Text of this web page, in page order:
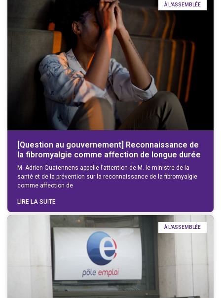
À L'ASSEMBLÉE
[Question au gouvernement] Reconnaissance de
la fibromyalgie comme affection de longue durée
M. Adrien Quatennens appelle l’attention de M. le ministre de la
santé et de la prévention sur la reconnaissance de la fibromyalgie
comme affection de
LIRE LA SUITE
À L'ASSEMBLÉE